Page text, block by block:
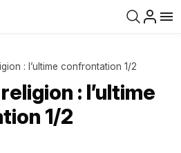
: l’ultime confrontation 1/2
: l’ultime
1/2